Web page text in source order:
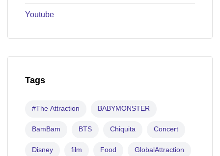
Youtube
Tags
#The Attraction BABYMONSTER
BamBam BTS Chiquita Concert
Disney film Food GlobalAttraction